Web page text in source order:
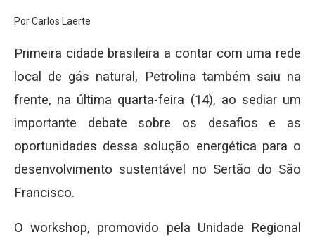
Por Carlos Laerte
Primeira cidade brasileira a contar com uma rede
local de gás natural, Petrolina também saiu na
frente, na última quarta-feira (14), ao sediar um
importante debate sobre os desafios e as
oportunidades dessa solução energética para o
desenvolvimento sustentável no Sertão do São
Francisco.
O workshop, promovido pela Unidade Regional